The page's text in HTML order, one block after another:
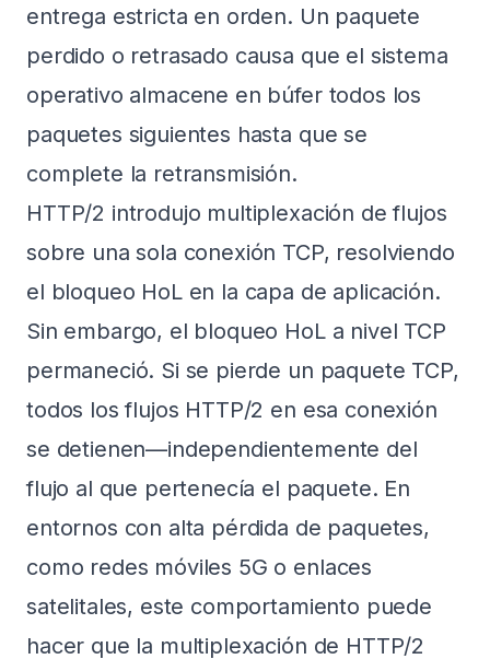
entrega estricta en orden. Un paquete
perdido o retrasado causa que el sistema
operativo almacene en búfer todos los
paquetes siguientes hasta que se
complete la retransmisión.
HTTP/2 introdujo multiplexación de flujos
sobre una sola conexión TCP, resolviendo
el bloqueo HoL en la capa de aplicación.
Sin embargo, el bloqueo HoL a nivel TCP
permaneció. Si se pierde un paquete TCP,
todos los flujos HTTP/2 en esa conexión
se detienen—independientemente del
flujo al que pertenecía el paquete. En
entornos con alta pérdida de paquetes,
como redes móviles 5G o enlaces
satelitales, este comportamiento puede
hacer que la multiplexación de HTTP/2